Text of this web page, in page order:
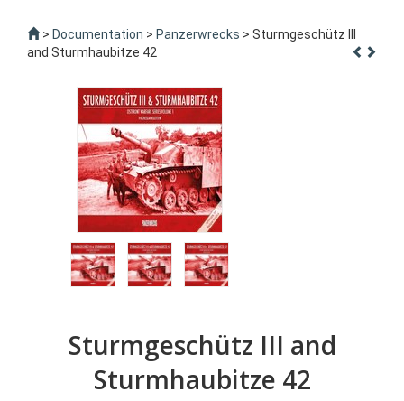
> Documentation > Panzerwrecks > Sturmgeschütz III
and Sturmhaubitze 42
Sturmgeschütz III and
Sturmhaubitze 42